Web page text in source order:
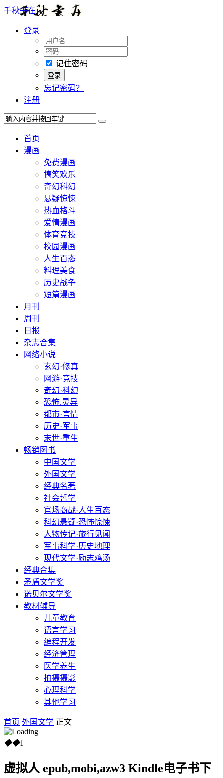
千秋书在
登录
记住密码
忘记密码？
注册
首页
漫画
免费漫画
搞笑欢乐
奇幻科幻
悬疑惊悚
热血格斗
爱情漫画
体育竞技
校园漫画
人生百态
料理美食
历史战争
短篇漫画
月刊
周刊
日报
杂志合集
网络小说
玄幻·修真
网游·竞技
奇幻·科幻
恐怖.灵异
都市·言情
历史·军事
末世·重生
畅销图书
中国文学
外国文学
经典名著
社会哲学
官场商战·人生百态
科幻悬疑·恐怖惊悚
人物传记·旅行见闻
军事科学·历史地理
现代文学·励志鸡汤
经典合集
矛盾文学奖
诺贝尔文学奖
教材辅导
儿童教育
语言学习
编程开发
经济管理
医学养生
拍摄摄影
心理科学
其他学习
首页 外国文学 正文
◆◆1
虚拟人 epub,mobi,azw3 Kindle电子书下